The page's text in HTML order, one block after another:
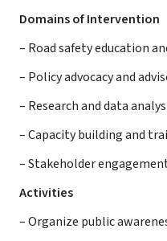
Domains of Intervention
– Road safety education
– Policy advocacy and
– Research and data
– Capacity building and
– Stakeholder
Activities
– Organize public